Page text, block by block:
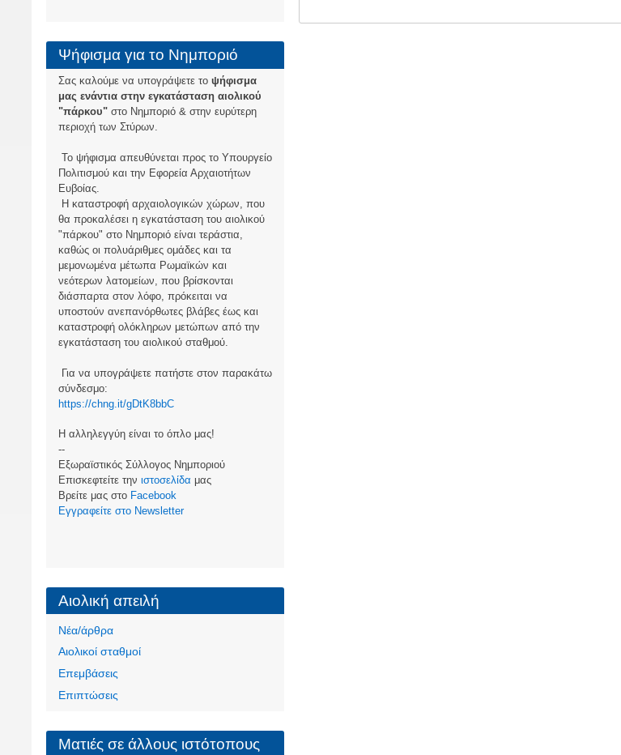
Ψήφισμα για το Νημποριό
Σας καλούμε να υπογράψετε το ψήφισμα
μας ενάντια στην εγκατάσταση αιολικού
"πάρκου"στο Νημποριό & στην ευρύτερη
περιοχή των Στύρων.
Το ψήφισμα απευθύνεται προς το Υπουργείο
Πολιτισμού και την Εφορεία Αρχαιοτήτων
Ευβοίας.
Η καταστροφή αρχαιολογικών χώρων, που
θα προκαλέσει η εγκατάσταση του αιολικού
"πάρκου" στο Νημποριό είναι τεράστια,
καθώς οι πολυάριθμες ομάδες και τα
μεμονωμένα μέτωπα Ρωμαϊκών και
νεότερων λατομείων, που βρίσκονται
διάσπαρτα στον λόφο, πρόκειται να
υποστούν ανεπανόρθωτες βλάβες έως και
καταστροφή ολόκληρων μετώπων από την
εγκατάσταση του αιολικού σταθμού.
Για να υπογράψετε πατήστε στον παρακάτω
σύνδεσμο:
https://chng.it/gDtK8bbC
Η αλληλεγγύη είναι το όπλο μας!
--
Εξωραϊστικός Σύλλογος Νημποριού
Επισκεφτείτε την ιστοσελίδα μας
Βρείτε μας στο Facebook
Eγγραφείτε στο Newsletter
Αιολική απειλή
Νέα/άρθρα
Αιολικοί σταθμοί
Επεμβάσεις
Επιπτώσεις
Ματιές σε άλλους ιστότοπους